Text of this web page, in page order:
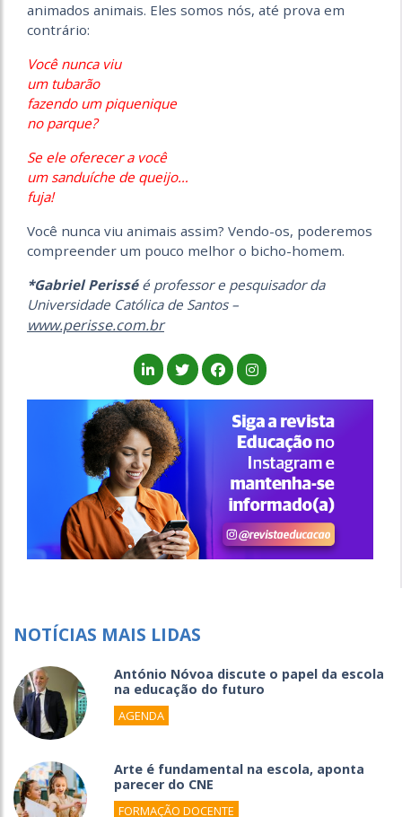
animados animais. Eles somos nós, até prova em
contrário:
Você nunca viu
um tubarão
fazendo um piquenique
no parque?
Se ele oferecer a você
um sanduíche de queijo…
fuja!
Você nunca viu animais assim? Vendo-os, poderemos
compreender um pouco melhor o bicho-homem.
*Gabriel Perisséé professor e pesquisador da
Universidade Católica de Santos –
www.perisse.com.br
NOTÍCIAS MAIS LIDAS
António Nóvoa discute o papel da escola
na educação do futuro
AGENDA
Arte é fundamental na escola, aponta
parecer do CNE
FORMAÇÃO DOCENTE